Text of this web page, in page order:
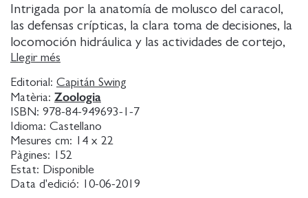
Intrigada por la anatomía de molusco del caracol,
las defensas crípticas, la clara toma de decisiones, la
locomoción hidráulica y las actividades de cortejo,
Bailey se convierte en una observadora astuta y
divertida que ofrece una mirada sincera y
cautivadora a la curiosa vida de este pequeño y
subestimado animal.El sonido de un caracol salvaje
al comer es un ensayo ligero y de una belleza
honesta sobre la enfermedad, la recuperación y
cómo a veces son las pequeñas cosas que ocurren
en nuestras vidas las que nos hacen darnos cuenta
de lo que realmente importa y de quiénes somos.
Llegir més
Editorial: Capitán Swing
Matèria: Zoologia
ISBN: 978-84-949693-1-7
Idioma: Castellano
Mesures cm:
14 x 22
Pàgines:
152
Estat: Disponible
Data d'edició:
10-06-2019